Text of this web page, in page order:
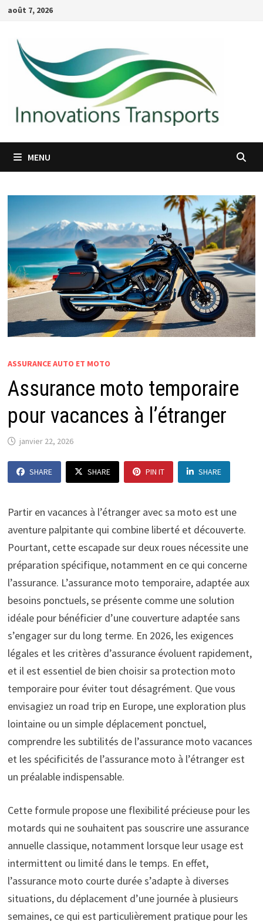
Passer
contenu
août 7, 2026
MENU
ASSURANCE AUTO ET MOTO
Assurance moto temporaire
pour vacances à l’étranger
janvier 22, 2026
SHARE SHARE PIN IT SHARE
Partir en vacances à l’étranger avec sa moto est une
aventure palpitante qui combine liberté et découverte.
Pourtant, cette escapade sur deux roues nécessite une
préparation spécifique, notamment en ce qui concerne
l’assurance. L’assurance moto temporaire, adaptée aux
besoins ponctuels, se présente comme une solution
idéale pour bénéficier d’une couverture adaptée sans
s’engager sur du long terme. En 2026, les exigences
légales et les critères d’assurance évoluent rapidement,
et il est essentiel de bien choisir sa protection moto
temporaire pour éviter tout désagrément. Que vous
envisagiez un road trip en Europe, une exploration plus
lointaine ou un simple déplacement ponctuel,
comprendre les subtilités de l’assurance moto vacances
et les spécificités de l’assurance moto à l’étranger est
un préalable indispensable.
Cette formule propose une flexibilité précieuse pour les
motards qui ne souhaitent pas souscrire une assurance
annuelle classique, notamment lorsque leur usage est
intermittent ou limité dans le temps. En effet,
l’assurance moto courte durée s’adapte à diverses
situations, du déplacement d’une journée à plusieurs
semaines, ce qui est particulièrement pratique pour les